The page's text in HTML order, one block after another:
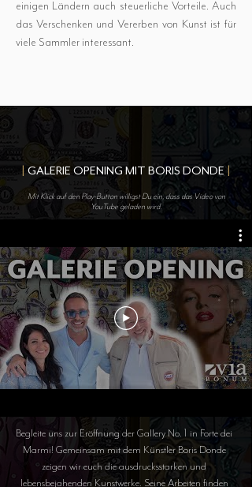
einigen Ländern auch steuerliche Vorteile. Auch
das Verschenken und Vererben von Kunst ist für
viele Sammler interessant.
| GALERIE OPENING MIT BORIS DONDE |
Mit Klick auf den Play-Button willigst Du ein, dass das Video von
YouTube geladen wird.
Begleite uns zur Eröffnung der Gallery No. 1 in Forte dei
Marmi! Gemeinsam mit dem Künstler Boris Donde
zeigen wir euch die ausdrucksstarken und
lebensbejahenden Kunstwerke. Seine Arbeiten finden